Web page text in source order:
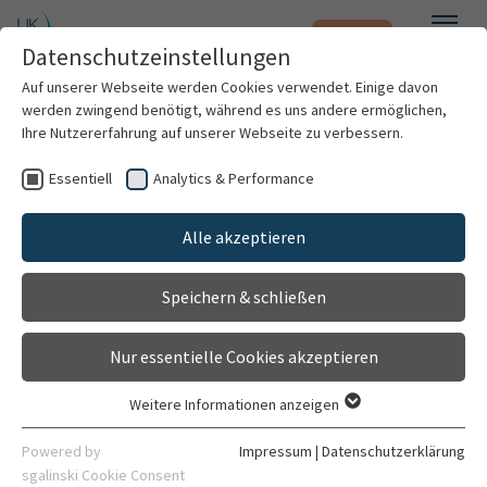
Zum Hauptinhalt springen Notfall
Patienten & Besucher
Kliniken & Institute
Forschung
Karriere
Notfallambulanz Klinik für
Allgemein-, Viszeral- und
Transplantationschirurgie
Klinik für Allgemein-, Viszeral- und
Transplantationschirurgie
Allgemein
Datenschutzeinstellungen
Auf unserer Webseite werden Cookies verwendet. Einige davon
werden zwingend benötigt, während es uns andere ermöglichen,
Ihre Nutzererfahrung auf unserer Webseite zu verbessern.
Essentiell Analytics & Performance
Alle akzeptieren
Speichern & schließen
Nur essentielle Cookies akzeptieren
Essentielle Cookies werden für grundlegende Funktionen der
Webseite benötigt. Dadurch ist gewährleistet, dass die
Weitere Informationen anzeigen
Powered by
sgalinski Cookie Consent
Impressum | Datenschutzerklärung